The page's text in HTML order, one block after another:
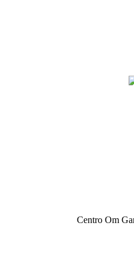
Centro Om